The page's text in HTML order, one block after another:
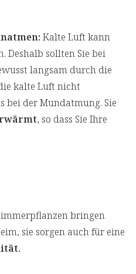
Kalte Luft kann
Deshalb sollten Sie bei
langsam durch die
kalte Luft nicht
bei der Mundatmung. Sie
, so dass Sie Ihre
bringen
sie sorgen auch für eine